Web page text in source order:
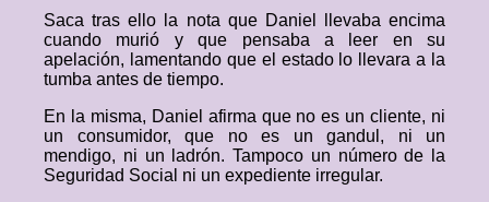
Saca tras ello la nota que Daniel llevaba encima
cuando murió y que pensaba a leer en su
apelación, lamentando que el estado lo llevara a la
tumba antes de tiempo.
En la misma, Daniel afirma que no es un cliente, ni
un consumidor, que no es un gandul, ni un
mendigo, ni un ladrón. Tampoco un número de la
Seguridad Social ni un expediente irregular.